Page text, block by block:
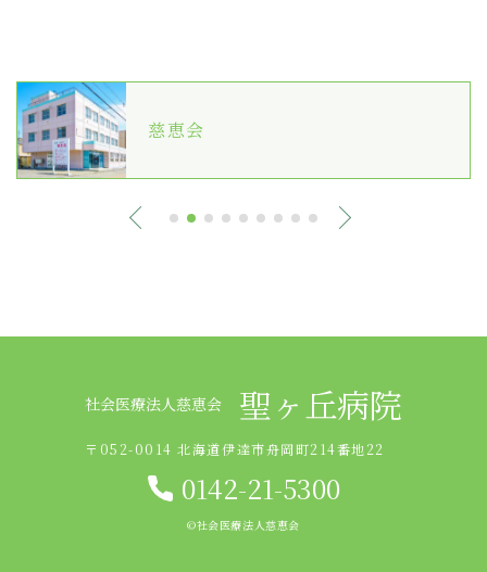
慈恵会
社会医療法人慈恵会 聖ヶ丘病院
〒052-0014 北海道伊達市舟岡町214番地22
0142-21-5300
©︎社会医療法人慈恵会